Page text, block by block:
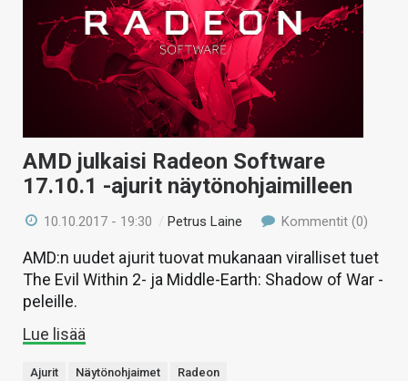
AMD julkaisi Radeon Software
17.10.1 -ajurit näytönohjaimilleen
10.10.2017 - 19:30 / Petrus Laine Kommentit (0)
AMD:n uudet ajurit tuovat mukanaan viralliset tuet
The Evil Within 2- ja Middle-Earth: Shadow of War -
peleille.
Lue lisää
Ajurit Näytönohjaimet Radeon